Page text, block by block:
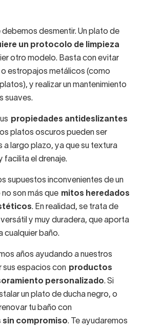
desmentir. Un plato de
un protocolo de limpieza
otro modelo. Basta con evitar
estropajos metálicos (como
y realizar un mantenimiento
suaves.
propiedades antideslizantes
platos oscuros pueden ser
a largo plazo, ya que su textura
facilita el drenaje.
supuestos inconvenientes de un
son más que mitos heredados
. En realidad, se trata de
y muy duradera, que aporta
cualquier baño.
años ayudando a nuestros
sus espacios con productos
personalizado. Si
un plato de ducha negro, o
tu baño con
compromiso. Te ayudaremos